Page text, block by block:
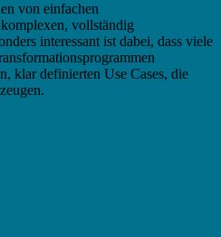
von einfachen
vollständig
interessant ist dabei, dass viele
klar definierten Use Cases, die